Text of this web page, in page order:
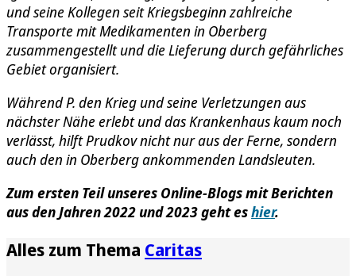
und seine Kollegen seit Kriegsbeginn zahlreiche
Transporte mit Medikamenten in Oberberg
zusammengestellt und die Lieferung durch gefährliches
Gebiet organisiert.
Während P. den Krieg und seine Verletzungen aus
nächster Nähe erlebt und das Krankenhaus kaum noch
verlässt, hilft Prudkov nicht nur aus der Ferne, sondern
auch den in Oberberg ankommenden Landsleuten.
Zum ersten Teil unseres Online-Blogs mit Berichten
aus den Jahren 2022 und 2023 geht eshier.
Alles zum Thema Caritas